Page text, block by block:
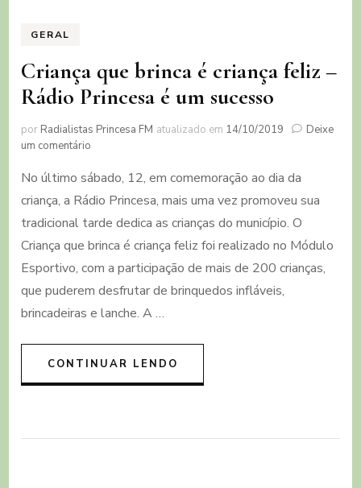
GERAL
Criança que brinca é criança feliz –
Rádio Princesa é um sucesso
por Radialistas Princesa FM atualizado em 14/10/2019
Deixe
um comentário
que
brinca
é
criança
feliz
Rádio
Princesa
um
No último sábado, 12, em comemoração ao dia da
criança, a Rádio Princesa, mais uma vez promoveu sua
tradicional tarde dedica as crianças do município. O
Criança que brinca é criança feliz foi realizado no Módulo
Esportivo, com a participação de mais de 200 crianças,
que puderem desfrutar de brinquedos infláveis,
brincadeiras e lanche. A …
CONTINUAR LENDO